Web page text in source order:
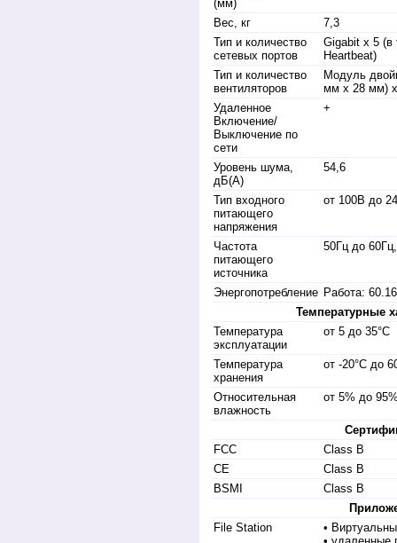
(мм)
Вес, кг
7,3
Тип и количество
сетевых портов
Gigabit х 5
Heartbeat)
Тип и количество
вентиляторов
Модуль
мм x 28 мм)
Удаленное
Включение/
Выключение по
сети
+
Уровень шума,
дБ(А)
54,6
Тип входного
питающего
напряжения
от 100В до
Частота
питающего
источника
50Гц до
Энергопотребление Работа:
Температурные
Температура
эксплуатации
от 5 до 35°C
Температура
хранения
от -20°C до
Относительная
влажность
от 5% до
FCC
Class B
CE
Class B
BSMI
Class B
File Station
•